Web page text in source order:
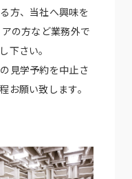
方、当社へ興味を
の方など業務外で
下さい。
見学予約を中止さ
お願い致します。